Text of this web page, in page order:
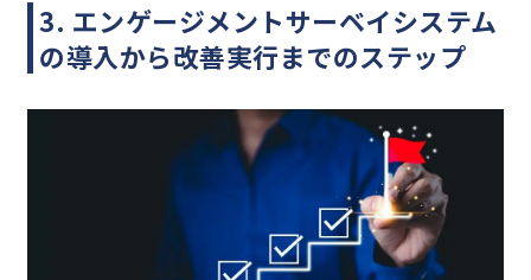
3. エンゲージメントサーベイシステム
の導入から改善実行までのステップ